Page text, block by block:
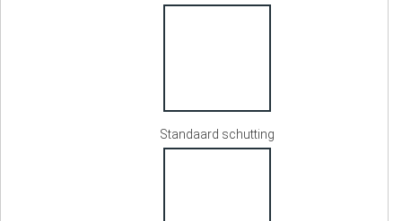
Standaard schutting